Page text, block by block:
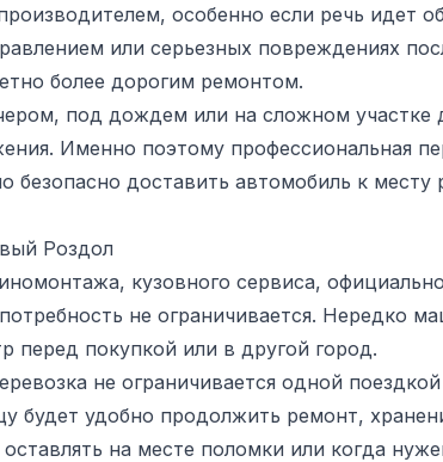
особенно если речь идет
или серьезных повреждениях
более дорогим ремонтом.
под дождем или на сложном участке
Именно поэтому профессиональная
доставить автомобиль к месту
Роздол
кузовного сервиса,
не ограничивается. Нередко
перед покупкой или в другой город.
не ограничивается одной
будет удобно продолжить ремонт,
на месте поломки или когда